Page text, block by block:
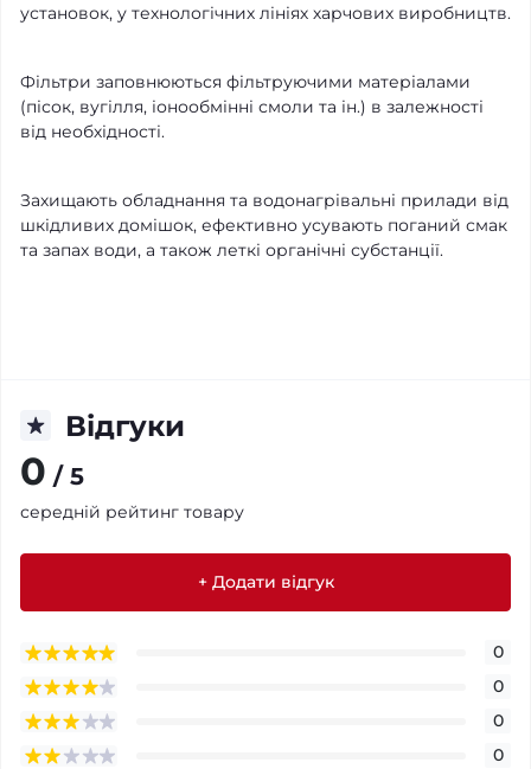
установок, у технологічних лініях харчових виробництв.
Фільтри заповнюються фільтруючими матеріалами
(пісок, вугілля, іонообмінні смоли та ін.) в залежності
від необхідності.
Захищають обладнання та водонагрівальні прилади від
шкідливих домішок, ефективно усувають поганий смак
та запах води, а також леткі органічні субстанції.
Відгуки
0 / 5
середній рейтинг товару
+ Додати відгук
0
0
0
0